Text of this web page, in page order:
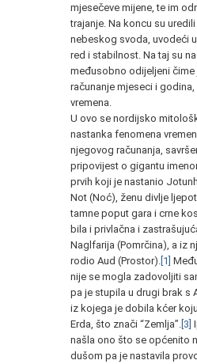
mjesečeve mijene, te im
trajanje. Na koncu su
nebeskog svoda, uvodeći
red i stabilnost. Na taj su
međusobno odijeljeni
računanje mjeseci i
vremena.
U ovo se nordijsko
nastanka fenomena
njegovog računanja,
pripovijest o gigantu
prvih koji je nastanio
Not (Noć), ženu divlje
tamne poput gara i crne
bila i privlačna i
Naglfarija (Pomrčina), a iz
rodio Aud (Prostor). [1]
nije se mogla zadovoljiti
pa je stupila u drugi brak s
iz kojega je dobila kćer
Erda, što znači “Zemlja”. [3]
našla ono što se općenito
dušom pa je nastavila